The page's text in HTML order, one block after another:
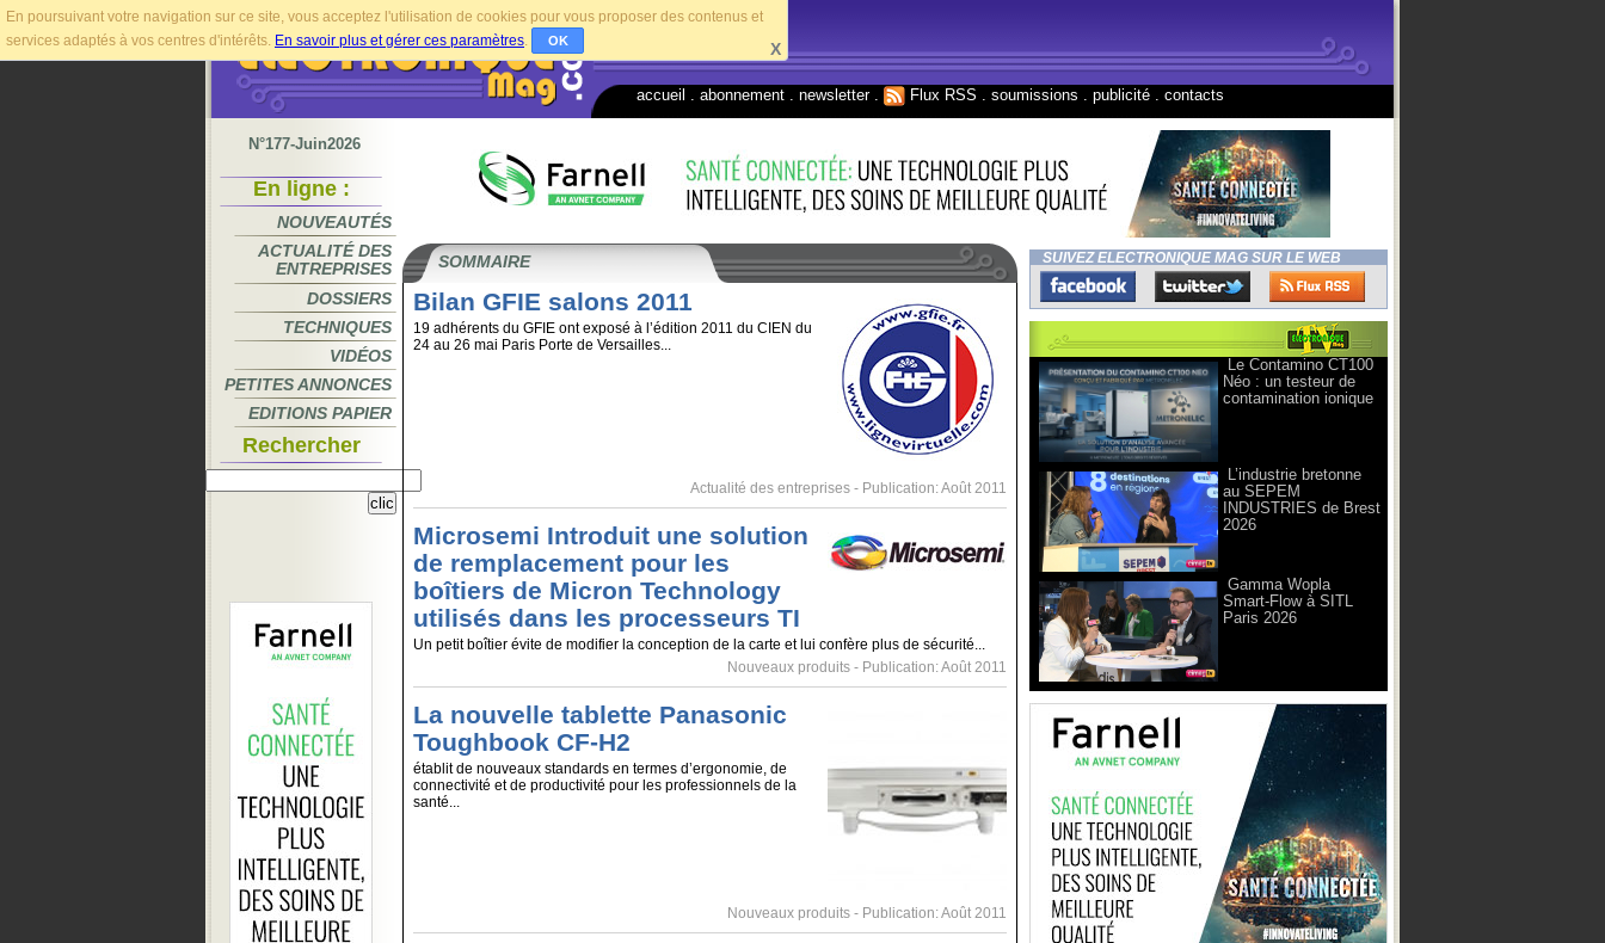
En poursuivant votre navigation sur ce site, vous acceptez l'utilisation de cookies pour vous proposer des contenus et
services adaptés à vos centres d'intérêts. En savoir plus et gérer ces paramètres. OK X
accueil abonnement newsletter. Flux RSS soumissions publicité contacts
N°177-Juin2026
En ligne :
NOUVEAUTÉS
ACTUALITÉ DES
ENTREPRISES
DOSSIERS
TECHNIQUES
VIDÉOS
PETITES ANNONCES
EDITIONS PAPIER
Rechercher
SOMMAIRE
Bilan GFIE salons 2011
19 adhérents du GFIE ont exposé à l’édition 2011 du CIEN du
24 au 26 mai Paris Porte de Versailles...
Actualité des entreprises - Publication: Août 2011
Microsemi Introduit une solution
de remplacement pour les
boîtiers de Micron Technology
utilisés dans les processeurs TI
Un petit boîtier évite de modifier la conception de la carte et lui confère plus de sécurité...
Nouveaux produits - Publication: Août 2011
La nouvelle tablette Panasonic
Toughbook CF-H2
établit de nouveaux standards en termes d’ergonomie, de
connectivité et de productivité pour les professionnels de la
santé...
Nouveaux produits - Publication: Août 2011
SUIVEZ ELECTRONIQUE MAG SUR LE WEB
Le Contamino CT100
Néo : un testeur de
contamination ionique
L’industrie bretonne
au SEPEM
INDUSTRIES de Brest
2026
Gamma Wopla
Smart-Flow à SITL
Paris 2026